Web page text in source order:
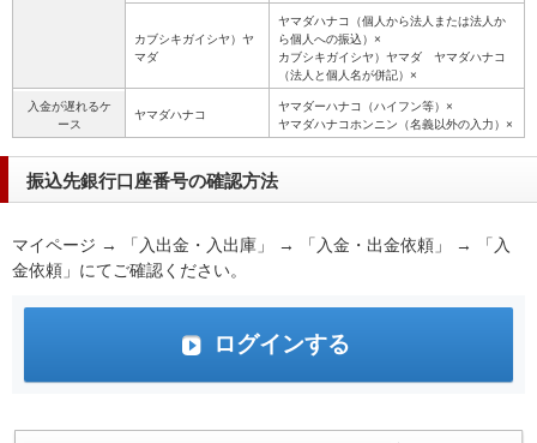
カブシキガイシヤ）ヤ
マダ
ヤマダハナコ（個人から法人または法人か
ら個人への振込）×
カブシキガイシヤ）ヤマダ ヤマダハナコ
（法人と個人名が併記）×
入金が遅れるケ
ース
ヤマダハナコ
ヤマダーハナコ（ハイフン等）×
ヤマダハナコホンニン（名義以外の入力）×
振込先銀行口座番号の確認方法
マイページ → 「入出金・入出庫」 → 「入金・出金依頼」 → 「入
金依頼」にてご確認ください。
ログインする